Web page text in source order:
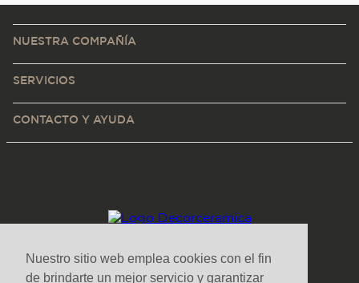
Nuestro sitio web emplea cookies con el fin
de brindarte un mejor servicio y garantizar
NUESTRA COMPAÑÍA
SERVICIOS
CONTACTO Y AYUDA